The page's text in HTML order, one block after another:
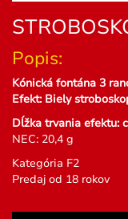
Popis:
Kónická fontána 3
Efekt: Biely
Dĺžka trvania efektu:
NEC: 20,4 g
Kategória F2
Predaj od 18 rokov